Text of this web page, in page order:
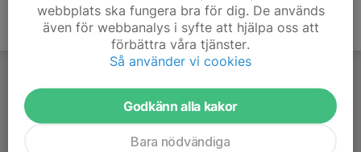
webbplats ska fungera bra för dig. De används
även för webbanalys i syfte att hjälpa oss att
förbättra våra tjänster.
Så använder vi cookies
Godkänn alla kakor
Bara nödvändiga